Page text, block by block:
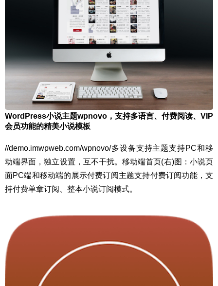
WordPress小说主题wpnovo，支持多语言、付费阅读、VIP
会员功能的精美小说模板
//demo.imwpweb.com/wpnovo/多设备支持主题支持PC和移
动端界面，独立设置，互不干扰。移动端首页(右)图：小说页
面PC端和移动端的展示付费订阅主题支持付费订阅功能，支
持付费单章订阅、整本小说订阅模式。